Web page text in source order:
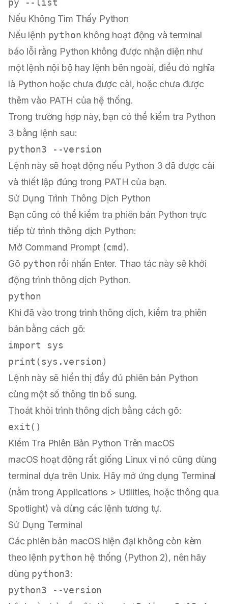
Nếu Không Tìm Thấy Python
Nếu lệnh python không hoạt động và terminal
báo lỗi rằng Python không được nhận diện như
một lệnh nội bộ hay lệnh bên ngoài, điều đó nghĩa
là Python hoặc chưa được cài, hoặc chưa được
thêm vào PATH của hệ thống.
Trong trường hợp này, bạn có thể kiểm tra Python
3 bằng lệnh sau:
Lệnh này sẽ hoạt động nếu Python 3 đã được cài
và thiết lập đúng trong PATH của bạn.
Sử Dụng Trình Thông Dịch Python
Bạn cũng có thể kiểm tra phiên bản Python trực
tiếp từ trình thông dịch Python:
Mở Command Prompt (cmd).
Gõ python rồi nhấn Enter. Thao tác này sẽ khởi
động trình thông dịch Python.
Khi đã vào trong trình thông dịch, kiểm tra phiên
bản bằng cách gõ:
import
print
Lệnh này sẽ hiển thị đầy đủ phiên bản Python
cùng một số thông tin bổ sung.
Thoát khỏi trình thông dịch bằng cách gõ:
Kiểm Tra Phiên Bản Python Trên macOS
macOS hoạt động rất giống Linux vì nó cũng dùng
terminal dựa trên Unix. Hãy mở ứng dụng Terminal
(nằm trong Applications > Utilities, hoặc thông qua
Spotlight) và dùng các lệnh tương tự.
Sử Dụng Terminal
Các phiên bản macOS hiện đại không còn kèm
theo lệnh python hệ thống (Python 2), nên hãy
dùng python3: